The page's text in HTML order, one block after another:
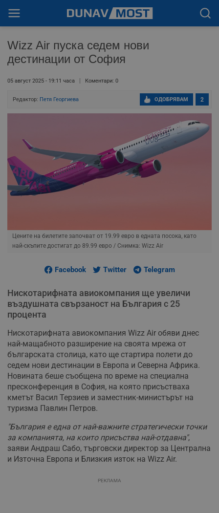
Wizz Air пуска седем нови
дестинации от София
05 август 2025 - 19:11 часа Коментари: 0
Редактор: Петя Георгиева 2
ОДОБРЯВАМ
Цените на билетите започват от 19.99 евро в едната посока, като
най-скъпите достигат до 89.99 евро / Снимка: Wizz Air
Facebook Twitter Telegram
Нискотарифната авиокомпания ще увеличи
въздушната свързаност на България с 25
процента
Нискотарифната авиокомпания Wizz Air обяви днес
най-мащабното разширение на своята мрежа от
българската столица, като ще стартира полети до
седем нови дестинации в Европа и Северна Африка.
Новината беше съобщена по време на специална
пресконференция в София, на която присъстваха
кметът Васил Терзиев и заместник-министърът на
туризма Павлин Петров.
"България е една от най-важните стратегически точки
за компанията, на които присъства най-отдавна",
заяви Андраш Сабо, търговски директор за Централна
и Източна Европа и Близкия изток на Wizz Air.
РЕКЛАМА